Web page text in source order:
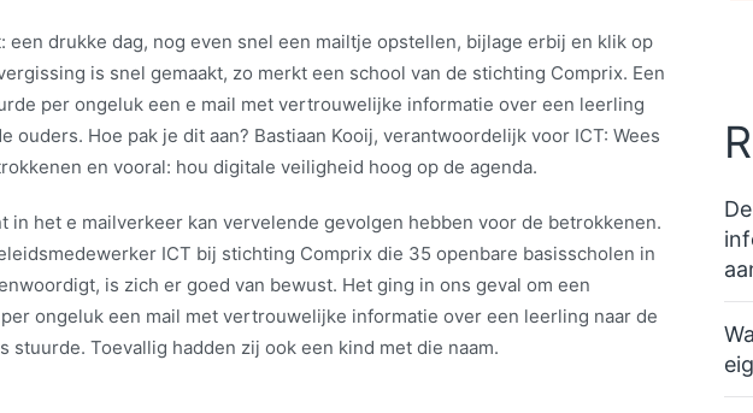
een drukke dag, nog even snel een mailtje opstellen, bijlage erbij en klik op
is snel gemaakt, zo merkt een school van de stichting Comprix. Een
per ongeluk een e mail met vertrouwelijke informatie over een leerling
ouders. Hoe pak je dit aan? Bastiaan Kooij, verantwoordelijk voor ICT: Wees
en vooral: hou digitale veiligheid hoog op de agenda.
in het e mailverkeer kan vervelende gevolgen hebben voor de betrokkenen.
ICT bij stichting Comprix die 35 openbare basisscholen in
is zich er goed van bewust. Het ging in ons geval om een
ongeluk een mail met vertrouwelijke informatie over een leerling naar de
stuurde. Toevallig hadden zij ook een kind met die naam.